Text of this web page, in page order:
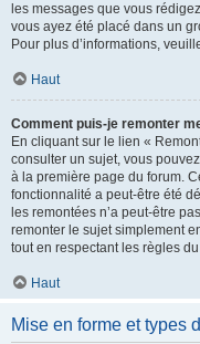
les messages que vous
vous ayez été placé dans un
Pour plus d’informations,
Haut
Comment puis-je remonter
En cliquant sur le lien «
consulter un sujet, vous
à la première page du forum.
fonctionnalité a peut-être été
les remontées n’a peut-être
remonter le sujet simplement
tout en respectant les règles
Haut
Mise en forme et types